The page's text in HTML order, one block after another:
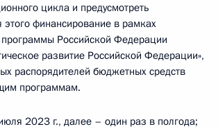
цикла и предусмотреть
этого финансирование в рамках
программы Российской Федерации
развитие Российской Федерации»,
распорядителей бюджетных средств
программам.
2023 г., далее – один раз в полгода;